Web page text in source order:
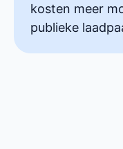
kosten meer
publieke